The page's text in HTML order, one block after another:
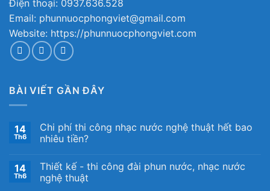
Điện thoại: 0937.636.528
Email: phunnuocphongviet@gmail.com
Website: https://phunnuocphongviet.com
BÀI VIẾT GẦN ĐÂY
14
Th6
Chi phí thi công nhạc nước nghệ thuật hết bao
nhiêu tiền?
14
Th6
Thiết kế ​- thi công đài phun nước, nhạc nước
nghệ thuật